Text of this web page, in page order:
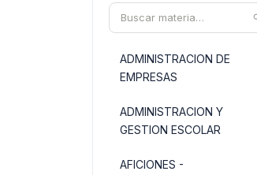
ADMINISTRACION DE
EMPRESAS
ADMINISTRACION Y
GESTION ESCOLAR
AFICIONES -